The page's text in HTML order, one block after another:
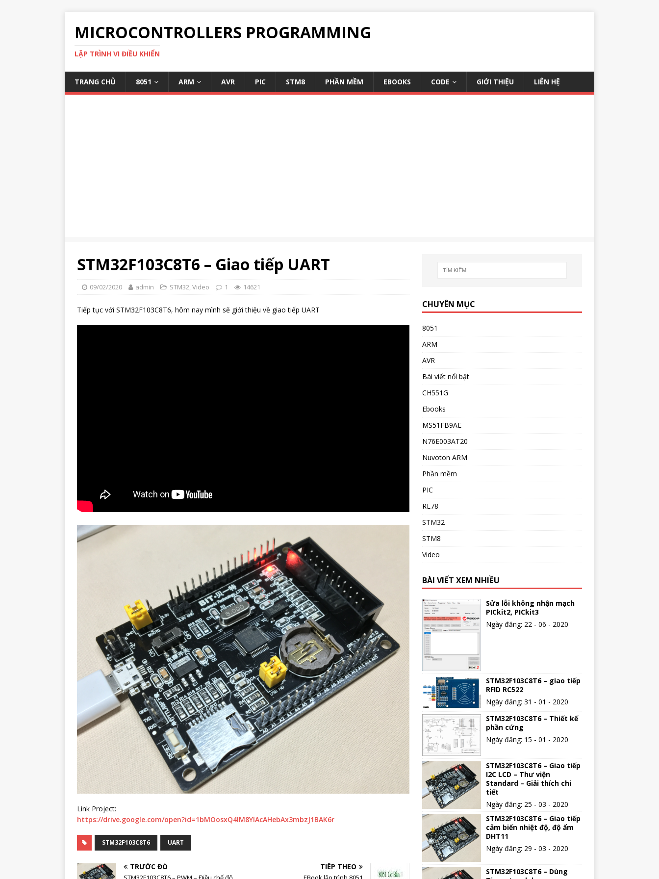
MICROCONTROLLERS PROGRAMMING
LẬP TRÌNH VI ĐIỀU KHIỂN
TRANG CHỦ 8051 ARM AVR PIC STM8 PHẦN MỀM EBOOKS CODE GIỚI THIỆU LIÊN HỆ
STM32F103C8T6 – Giao tiếp UART
09/02/2020 admin STM32,Video 1 14621
Tiếp tục với STM32F103C8T6, hôm nay mình sẽ giới thiệu về giao tiếp UART
Link Project:
https://drive.google.com/open?id=1bMOosxQ4IM8YlAcAHebAx3mbzJ1BAK6r
STM32F103C8T6 UART
TRƯỚC ĐÓ TIẾP THEO
CHUYÊN MỤC
8051
ARM
AVR
Bài viết nổi bật
CH551G
Ebooks
MS51FB9AE
N76E003AT20
Nuvoton ARM
Phần mềm
PIC
RL78
STM32
STM8
Video
BÀI VIẾT XEM NHIỀU
Sửa lỗi không nhận mạch
PICkit2, PICkit3
Ngày đăng: 22 - 06 - 2020
STM32F103C8T6 – giao tiếp
RFID RC522
Ngày đăng: 31 - 01 - 2020
STM32F103C8T6 – Thiết kế
phần cứng
Ngày đăng: 15 - 01 - 2020
STM32F103C8T6 – Giao tiếp
I2C LCD – Thư viện
Standard – Giải thích chi
tiết
Ngày đăng: 25 - 03 - 2020
STM32F103C8T6 – Giao tiếp
cảm biến nhiệt độ, độ ẩm
DHT11
Ngày đăng: 29 - 03 - 2020
STM32F103C8T6 – Dùng